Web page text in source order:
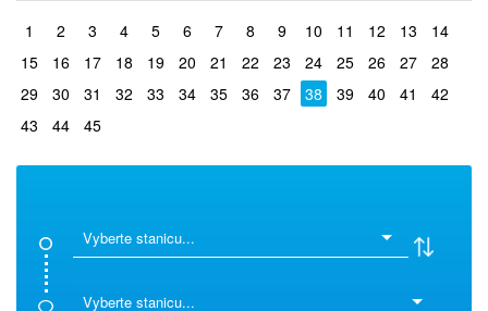
1 2 3 4 5 6 7 8 9 10 11 12 13
14
15
16 17 18 19 20 21 22 23 24 25 26 27
28
29
30 31 32 33 34 35 36 37 38 39 40 41
42
43
44 45